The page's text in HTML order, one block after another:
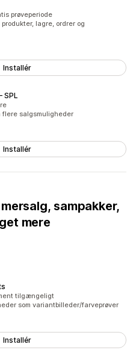
prøveperiode
lagre, ordrer og
Installér
SPL
flere salgsmuligheder
Installér
sampakker,
mere
tilgængeligt
som variantbilleder/farveprøver
Installér